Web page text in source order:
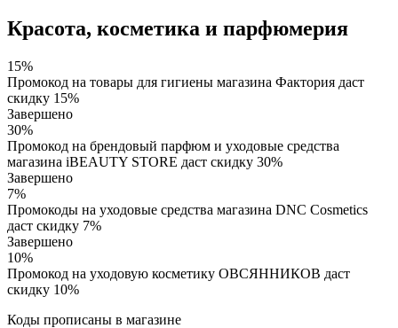
Красота, косметика и парфюмерия
15%
Промокод на товары для гигиены магазина Фактория даст
скидку 15%
Завершено
30%
Промокод на брендовый парфюм и уходовые средства
магазина iBEAUTY STORE даст скидку 30%
Завершено
7%
Промокоды на уходовые средства магазина DNC Cosmetics
даст скидку 7%
Завершено
10%
Промокод на уходовую косметику ОВСЯННИКОВ даст
скидку 10%
Коды прописаны в магазине